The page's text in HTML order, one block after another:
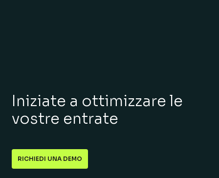
Iniziate a ottimizzare le
vostre entrate
RICHIEDI UNA DEMO